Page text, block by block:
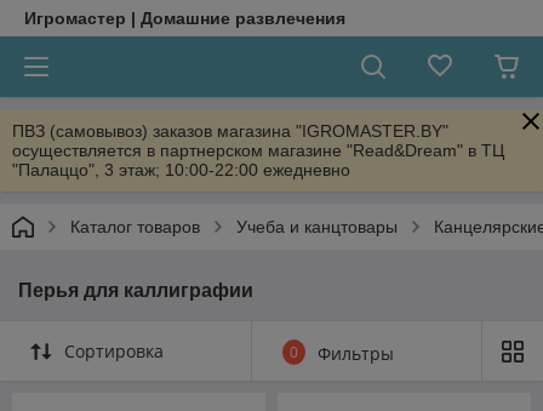
Игромастер | Домашние развлечения
ПВЗ (самовывоз) заказов магазина "IGROMASTER.BY"
осуществляется в партнерском магазине "Read&Dream" в ТЦ
"Палаццо", 3 этаж; 10:00-22:00 ежедневно
Каталог товаров Учеба и канцтовары
Перья для каллиграфии
Сортировка 0 Фильтры